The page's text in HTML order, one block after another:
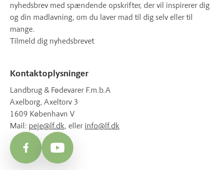
nyhedsbrev med spændende opskrifter, der vil inspirerer dig
og din madlavning, om du laver mad til dig selv eller til
mange.
Tilmeld dig nyhedsbrevet
Kontaktoplysninger
Landbrug & Fødevarer F.m.b.A
Axelborg, Axeltorv 3
1609 København V
Mail: peje@lf.dk, eller info@lf.dk
FacebookYouTube